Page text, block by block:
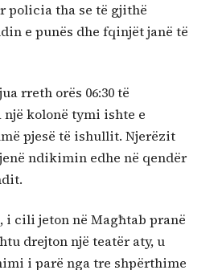
policia tha se të gjithë
e punës dhe fqinjët janë të
rreth orës 06:30 të
kolonë tymi ishte e
pjesë të ishullit. Njerëzit
ndikimin edhe në qendër
i cili jeton në Magħtab pranë
drejton një teatër aty, u
i parë nga tre shpërthime